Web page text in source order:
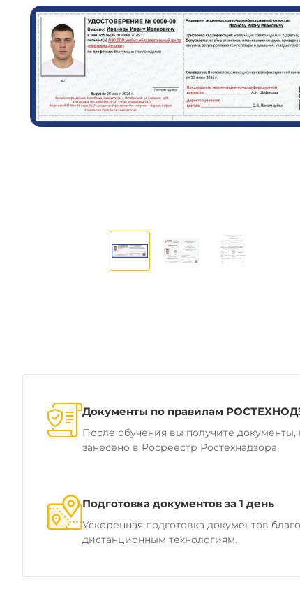
Документы по правилам
После обучения вы получите документы,
занесено в Росреестр Ростехнадзора.
Подготовка документов за 1 день
Ускоренная подготовка документов
дистанционным технологиям.